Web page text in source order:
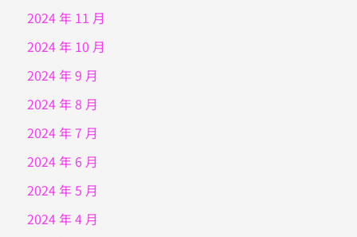
2024 年 11 月
2024 年 10 月
2024 年 9 月
2024 年 8 月
2024 年 7 月
2024 年 6 月
2024 年 5 月
2024 年 4 月